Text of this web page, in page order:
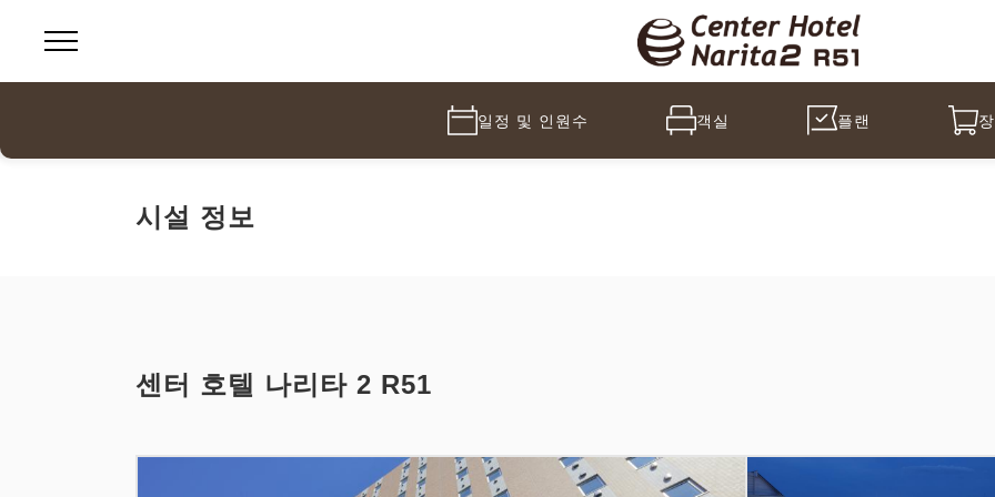
일정 및 인원수 객실 플랜
시설 정보
센터 호텔 나리타 2 R51